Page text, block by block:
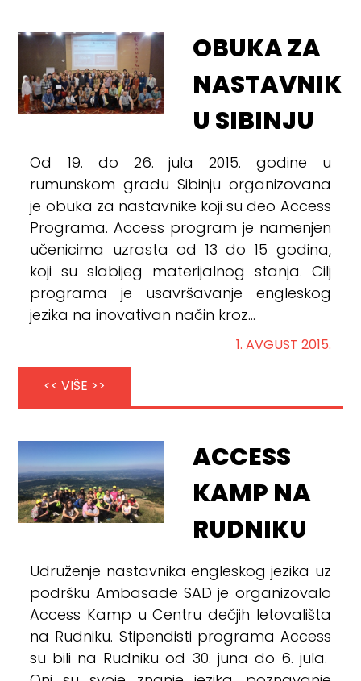
OBUKA ZA
NASTAVNIKE
U SIBINJU
Od 19. do 26. jula 2015. godine u
rumunskom gradu Sibinju organizovana
je obuka za nastavnike koji su deo Access
Programa. Access program je namenjen
učenicima uzrasta od 13 do 15 godina,
koji su slabijeg materijalnog stanja. Cilj
programa je usavršavanje engleskog
jezika na inovativan način kroz...
1. AVGUST 2015.
<< VIŠE >>
ACCESS
KAMP NA
RUDNIKU
Udruženje nastavnika engleskog jezika uz
podršku Ambasade SAD je organizovalo
Access Kamp u Centru dečjih letovališta
na Rudniku. Stipendisti programa Access
su bili na Rudniku od 30. juna do 6. jula.